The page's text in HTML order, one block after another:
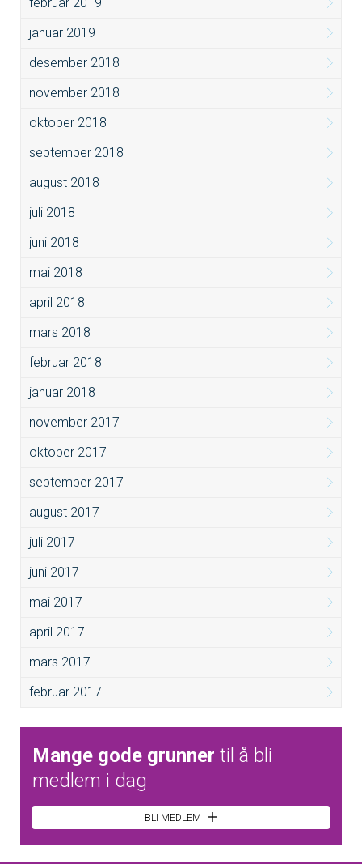
januar 2019
desember 2018
november 2018
oktober 2018
september 2018
august 2018
juli 2018
juni 2018
mai 2018
april 2018
mars 2018
februar 2018
januar 2018
november 2017
oktober 2017
september 2017
august 2017
juli 2017
juni 2017
mai 2017
april 2017
mars 2017
februar 2017
Mange gode grunner til å bli
medlem i dag
BLI MEDLEM